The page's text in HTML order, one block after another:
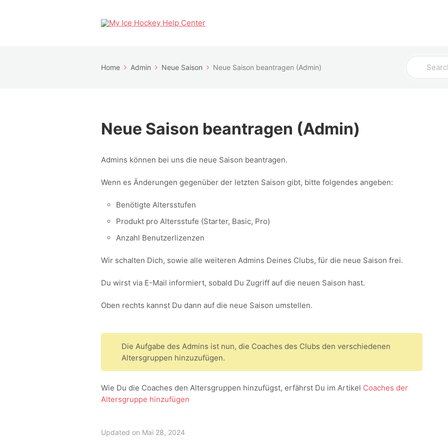
Home Admin Neue Saison Neue Saison beantragen (Admin)
Search
For
Neue Saison beantragen (Admin)
Admins können bei uns die neue Saison beantragen.
Wenn es Änderungen gegenüber der letzten Saison gibt, bitte folgendes angeben:
Benötigte Altersstufen
Produkt pro Altersstufe (Starter, Basic, Pro)
Anzahl Benutzerlizenzen
Wir schalten Dich, sowie alle weiteren Admins Deines Clubs, für die neue Saison frei.
Du wirst via E-Mail informiert, sobald Du Zugriff auf die neuen Saison hast.
Oben rechts kannst Du dann auf die neue Saison umstellen.
Die Aufgabe des Admins ist nun, die Coaches des Clubs den verschiedenen
Altersgruppen hinzuzufügen.
Wie Du die Coaches den Altersgruppen hinzufügst, erfährst Du im Artikel Coaches der
Altersgruppe hinzufügen
Updated on Mai 28, 2024